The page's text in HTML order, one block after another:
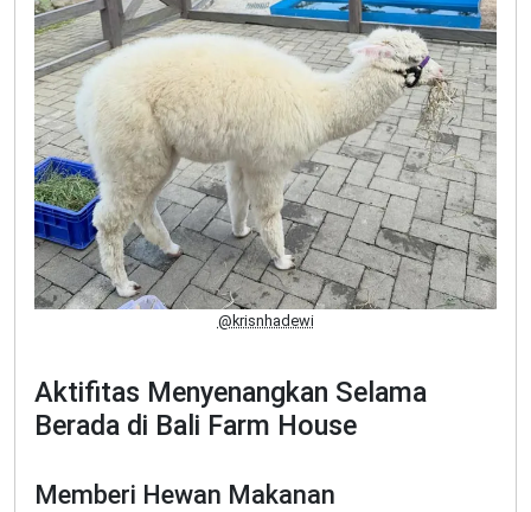
@krisnhadewi
Aktifitas Menyenangkan Selama
Berada di Bali Farm House
Memberi Hewan Makanan